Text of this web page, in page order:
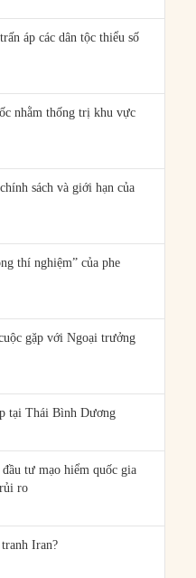
áp các dân tộc thiểu số
nhằm thống trị khu vực
sách và giới hạn của
thí nghiệm” của phe
gặp với Ngoại trưởng
tại Thái Bình Dương
tư mạo hiểm quốc gia
ro
Iran?